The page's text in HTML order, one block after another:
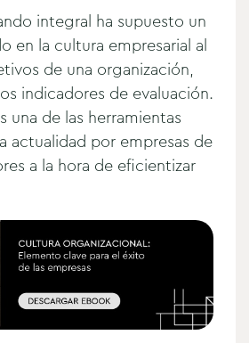
integral ha supuesto un
en la cultura empresarial al
de una organización,
indicadores de evaluación.
una de las herramientas
actualidad por empresas de
a la hora de eficientizar